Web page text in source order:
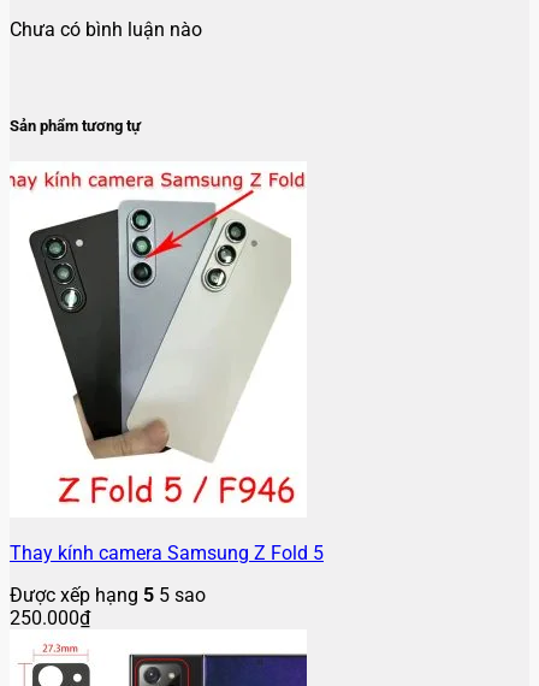
Chưa có bình luận nào
Sản phẩm tương tự
Thay kính camera Samsung Z Fold 5
Được xếp hạng 5 5 sao
250.000₫